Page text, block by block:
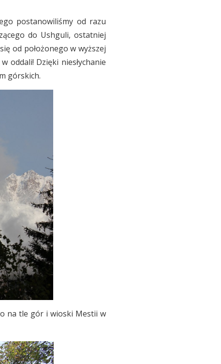
postanowiliśmy od razu
do Ushguli, ostatniej
od położonego w wyższej
oddali! Dzięki niesłychanie
górskich.
na tle gór i wioski Mestii w